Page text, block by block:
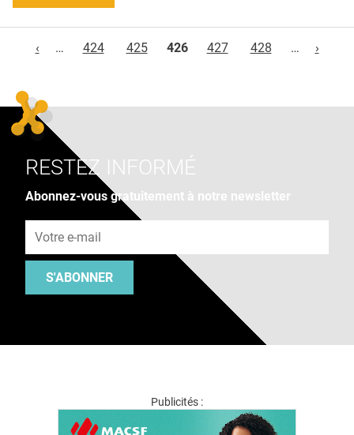
‹
… 424 425 426 427 428 … ›
RESTEZ INFORMÉ
Abonnez-vous gratuitement à notre newsletter
S'ABONNER
Publicités :